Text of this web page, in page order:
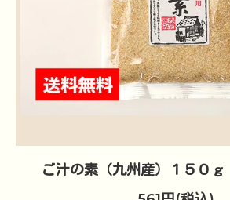
ご汁の素（九州産）１５０ｇ